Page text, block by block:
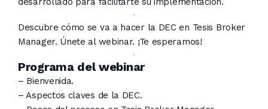
Descubre cómo se va a hacer la DEC en Tesis Broker
Manager. Únete al webinar. ¡Te esperamos!
Programa del webinar
– Bienvenida.
– Aspectos claves de la DEC.